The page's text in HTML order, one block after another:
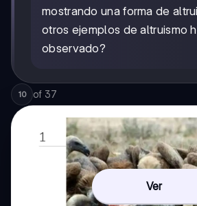
mostrando una forma de
otros ejemplos de altruismo
observado?
10 of 37
Ver